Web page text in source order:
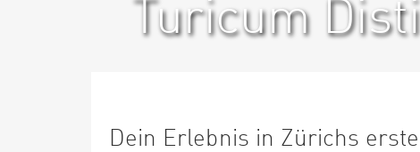
Turicum
Dein Erlebnis in Zürichs